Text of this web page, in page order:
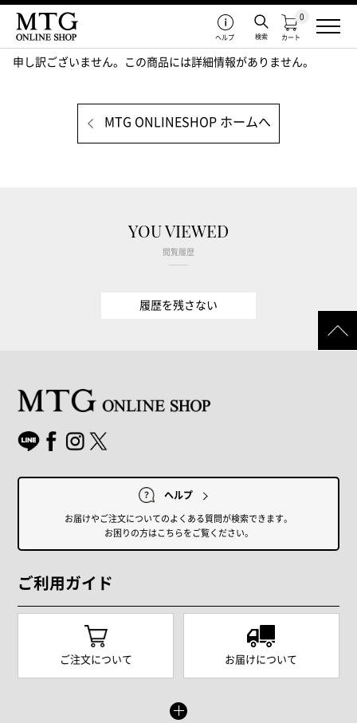
カート
0
検索
ヘルプ
申し訳ございません。この商品には詳細情報がありません。
MTG ONLINESHOP ホームへ
YOU VIEWED
閲覧履歴
履歴を残さない
ヘルプ
お届けやご注文についてのよくある質問が検索できます。
お困りの方はこちらをご覧ください。
ご利用ガイド
ご注文について お届けについて